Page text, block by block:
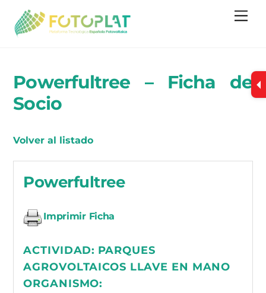
content
Powerfultree – Ficha de
Socio
Volver al listado
Powerfultree
Imprimir Ficha
ACTIVIDAD: PARQUES
AGROVOLTAICOS LLAVE EN MANO
ORGANISMO: